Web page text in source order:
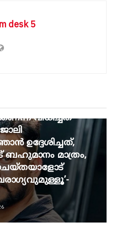
desk 5
വിധിച്ചത്
ഉദ്ദേശിച്ചത്,
ബഹുമാനം മാത്രം,